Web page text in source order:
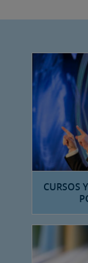
CURSOS